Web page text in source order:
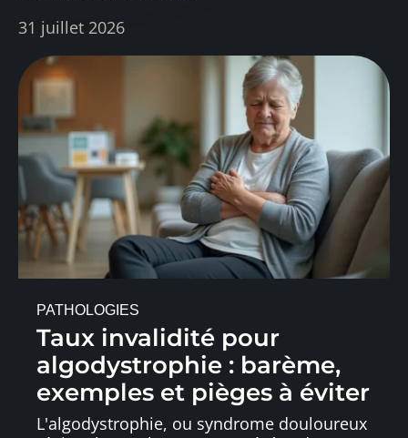
31 juillet 2026
PATHOLOGIES
Taux invalidité pour
algodystrophie : barème,
exemples et pièges à éviter
L'algodystrophie, ou syndrome douloureux